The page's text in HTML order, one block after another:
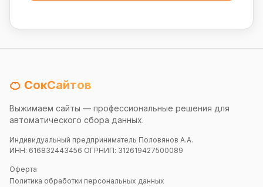
🍊 СокСайтов
Выжимаем сайты — профессиональные решения для
автоматического сбора данных.
Индивидуальный предприниматель Половянов А.А.
ИНН: 616832443456 ОГРНИП: 312619427500089
Оферта
Политика обработки персональных данных